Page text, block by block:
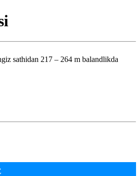
sathidan 217 – 264 m balandlikda